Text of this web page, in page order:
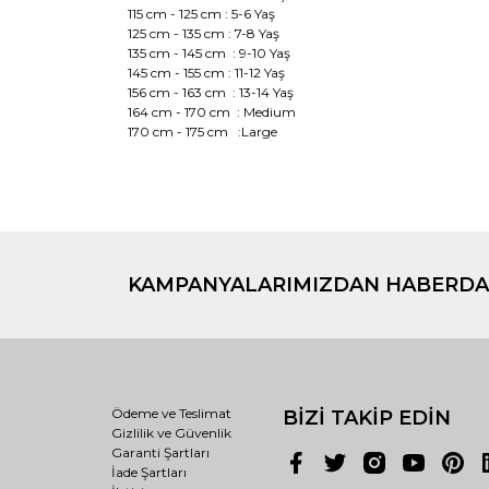
115 cm - 125 cm : 5-6 Yaş
125 cm - 135 cm : 7-8 Yaş
135 cm - 145 cm : 9-10 Yaş
145 cm - 155 cm : 11-12 Yaş
156 cm - 163 cm : 13-14 Yaş
164 cm - 170 cm : Medium
170 cm - 175 cm :Large
Ürün resmi kalitesiz, bozuk veya
Ürün bilgilerinde hatalar bulunuyor.
Bu ürüne benzer farklı alternatifler olmalı.
KAMPANYALARIMIZDAN
Ödeme ve Teslimat
Gizlilik ve Güvenlik
Garanti Şartları
İade Şartları
BİZİ TAKİP EDİN